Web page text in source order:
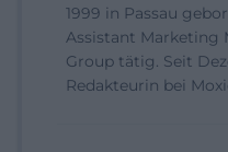
1999 in Passau
Assistant Marketing
Group tätig. Seit
Redakteurin bei